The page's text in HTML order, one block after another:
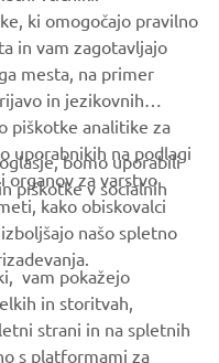
ki omogočajo pravilno
in vam zagotavljajo
mesta, na primer
in jezikovnih
piškotke analitike za
uporabnikih na podlagi
organov za varstvo
kako obiskovalci
našo spletno
bomo uporabili
piškotke v socialnih
vam pokažejo
in storitvah,
strani in na spletnih
s platformami za